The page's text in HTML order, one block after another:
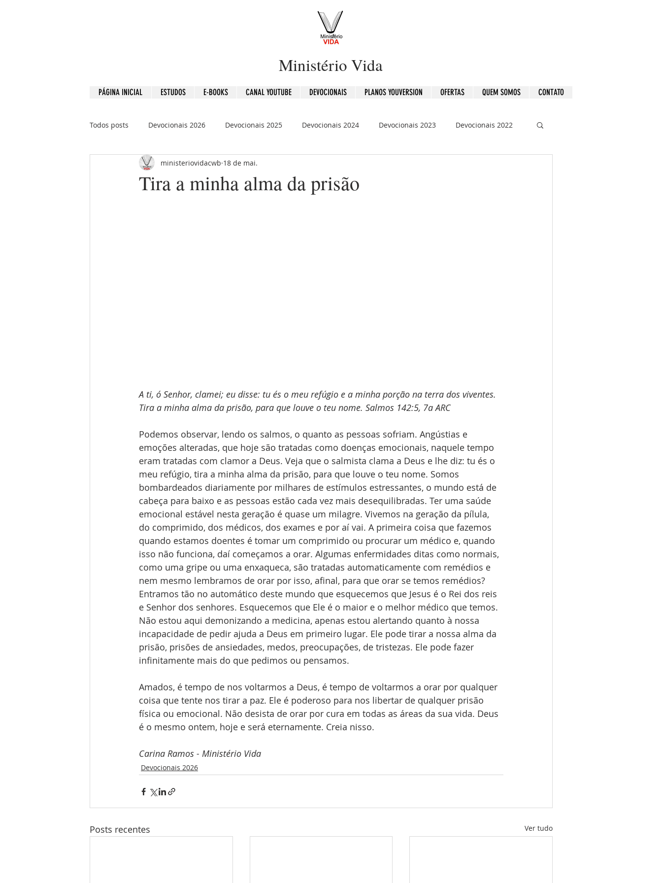
Ministério Vida
PÁGINA INICIAL ESTUDOS E-BOOKS CANAL YOUTUBE DEVOCIONAIS PLANOS YOUVERSION OFERTAS QUEM SOMOS CONTATO
Todos posts Devocionais 2026 Devocionais 2025 Devocionais 2024 Devocionais 2023 Devocionais 2022
Devocionais 2021 Devocionais 2020
Tira a minha alma da prisão
ministeriovidacwb 18 de mai.
A ti, ó Senhor, clamei; eu disse: tu és o meu refúgio e a minha porção na terra dos viventes.
Tira a minha alma da prisão, para que louve o teu nome. Salmos 142:5, 7a ARC
Podemos observar, lendo os salmos, o quanto as pessoas sofriam. Angústias e
emoções alteradas, que hoje são tratadas como doenças emocionais, naquele tempo
eram tratadas com clamor a Deus. Veja que o salmista clama a Deus e lhe diz: tu és o
meu refúgio, tira a minha alma da prisão, para que louve o teu nome. Somos
bombardeados diariamente por milhares de estímulos estressantes, o mundo está de
cabeça para baixo e as pessoas estão cada vez mais desequilibradas. Ter uma saúde
emocional estável nesta geração é quase um milagre. Vivemos na geração da pílula,
do comprimido, dos médicos, dos exames e por aí vai. A primeira coisa que fazemos
quando estamos doentes é tomar um comprimido ou procurar um médico e, quando
isso não funciona, daí começamos a orar. Algumas enfermidades ditas como normais,
como uma gripe ou uma enxaqueca, são tratadas automaticamente com remédios e
nem mesmo lembramos de orar por isso, afinal, para que orar se temos remédios?
Entramos tão no automático deste mundo que esquecemos que Jesus é o Rei dos reis
e Senhor dos senhores. Esquecemos que Ele é o maior e o melhor médico que temos.
Não estou aqui demonizando a medicina, apenas estou alertando quanto à nossa
incapacidade de pedir ajuda a Deus em primeiro lugar. Ele pode tirar a nossa alma da
prisão, prisões de ansiedades, medos, preocupações, de tristezas. Ele pode fazer
infinitamente mais do que pedimos ou pensamos.
Amados, é tempo de nos voltarmos a Deus, é tempo de voltarmos a orar por qualquer
coisa que tente nos tirar a paz. Ele é poderoso para nos libertar de qualquer prisão
física ou emocional. Não desista de orar por cura em todas as áreas da sua vida. Deus
é o mesmo ontem, hoje e será eternamente. Creia nisso.
Carina Ramos - Ministério Vida
Devocionais 2026
Posts recentes Ver tudo